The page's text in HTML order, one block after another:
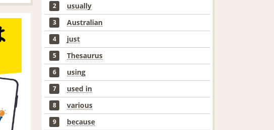
2 usually
3 Australian
4 just
5 Thesaurus
6 using
7 used in
8 various
9 because